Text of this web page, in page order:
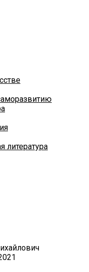
литература